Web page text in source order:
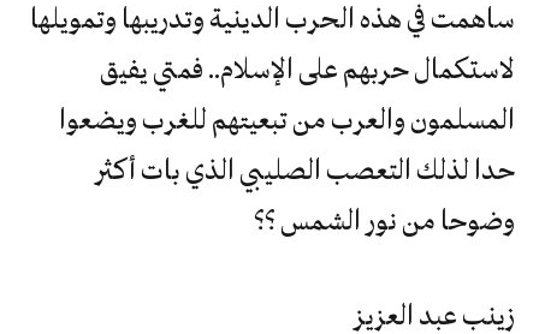
ساهمت في هذه الحرب الدينية وتدريبها وتمويلها
لاستكمال حربهم على الإسلام.. فمتي يفيق
المسلمون والعرب من تبعيتهم للغرب ويضعوا
حدا لذلك التعصب الصليبي الذي بات أكثر
وضوحا من نور الشمس ؟؟
زينب عبد العزيز